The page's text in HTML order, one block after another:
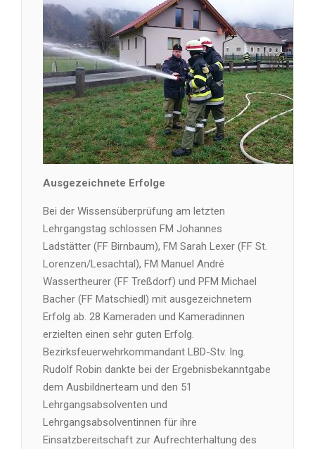
Ausgezeichnete Erfolge
Bei der Wissensüberprüfung am letzten
Lehrgangstag schlossen FM Johannes
Ladstätter (FF Birnbaum), FM Sarah Lexer (FF St.
Lorenzen/Lesachtal), FM Manuel André
Wassertheurer (FF Treßdorf) und PFM Michael
Bacher (FF Matschiedl) mit ausgezeichnetem
Erfolg ab. 28 Kameraden und Kameradinnen
erzielten einen sehr guten Erfolg.
Bezirksfeuerwehrkommandant LBD-Stv. Ing.
Rudolf Robin dankte bei der Ergebnisbekanntgabe
dem Ausbildnerteam und den 51
Lehrgangsabsolventen und
Lehrgangsabsolventinnen für ihre
Einsatzbereitschaft zur Aufrechterhaltung des